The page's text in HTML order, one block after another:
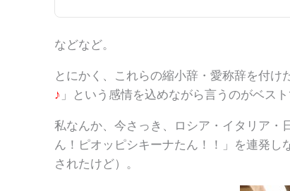
などなど。
とにかく、これらの縮小辞・愛称辞を付け
♪ 」という感情を込めながら言うのがベスト
私なんか、今さっき、ロシア・イタリア・
ん！ピオッピシキーナたん！！
」を連発し
されたけど）。